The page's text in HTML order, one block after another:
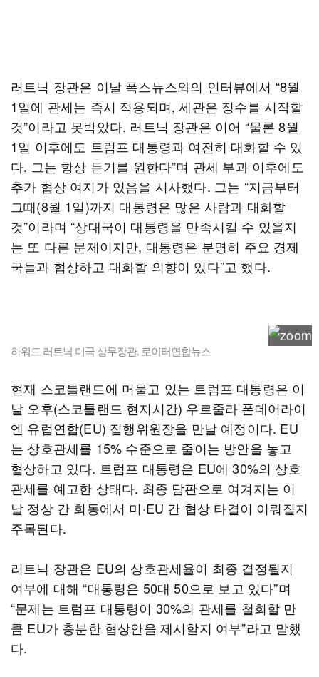
러트닉 장관은 이날 폭스뉴스와의 인터뷰에서 “8월
1일에 관세는 즉시 적용되며, 세관은 징수를 시작할
것”이라고 못박았다. 러트닉 장관은 이어 “물론 8월
1일 이후에도 트럼프 대통령과 여전히 대화할 수 있
다. 그는 항상 듣기를 원한다”며 관세 부과 이후에도
추가 협상 여지가 있음을 시사했다. 그는 “지금부터
그때(8월 1일)까지 대통령은 많은 사람과 대화할
것”이라며 “상대국이 대통령을 만족시킬 수 있을지
는 또 다른 문제이지만, 대통령은 분명히 주요 경제
국들과 협상하고 대화할 의향이 있다”고 했다.
하워드 러트닉 미국 상무장관. 로이터연합뉴스
현재 스코틀랜드에 머물고 있는 트럼프 대통령은 이
날 오후(스코틀랜드 현지시간) 우르줄라 폰데어라이
엔 유럽연합(EU) 집행위원장을 만날 예정이다. EU
는 상호관세를 15% 수준으로 줄이는 방안을 놓고
협상하고 있다. 트럼프 대통령은 EU에 30%의 상호
관세를 예고한 상태다. 최종 담판으로 여겨지는 이
날 정상 간 회동에서 미·EU 간 협상 타결이 이뤄질지
주목된다.
러트닉 장관은 EU의 상호관세율이 최종 결정될지
여부에 대해 “대통령은 50대 50으로 보고 있다”며
“문제는 트럼프 대통령이 30%의 관세를 철회할 만
큼 EU가 충분한 협상안을 제시할지 여부”라고 말했
다.